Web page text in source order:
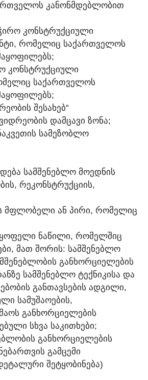
ᲙᲐᲜᲝᲜᲛᲓᲔᲑᲚᲝᲑᲘᲗ
ᲙᲝᲜᲡᲢᲠᲣᲥᲪᲘᲣᲚᲘ
ᲠᲝᲛᲔᲚᲘᲪ ᲡᲐᲥᲐᲠᲗᲕᲔᲚᲝᲡ
ᲙᲝᲜᲡᲢᲠᲣᲥᲪᲘᲣᲚᲘ
ᲡᲐᲥᲐᲠᲗᲕᲔᲚᲝᲡ
ᲨᲔᲡᲐᲮᲔᲑ“
ᲓᲐᲛᲪᲐᲕᲘ ᲖᲝᲜᲐ;
ᲡᲐᲛᲔᲖᲝᲑᲚᲝ
ᲡᲐᲛᲨᲔᲜᲔᲑᲚᲝ ᲛᲝᲔᲓᲜᲘᲡ
ᲠᲔᲙᲝᲜᲡᲢᲠᲣᲥᲪᲘᲘᲡ,
ᲛᲤᲚᲝᲑᲔᲚᲘ ᲐᲜ ᲞᲘᲠᲘ, ᲠᲝᲛᲔᲚᲘᲪ
ᲜᲐᲬᲘᲚᲘ, ᲠᲝᲛᲔᲚᲨᲘᲪ
ᲛᲐᲗ ᲨᲝᲠᲘᲡ: ᲡᲐᲛᲨᲔᲜᲔᲑᲚᲝ
ᲒᲐᲜᲮᲝᲠᲪᲘᲔᲚᲔᲑᲘᲡ
ᲡᲐᲛᲨᲔᲜᲔᲑᲚᲝ ᲢᲔᲥᲜᲘᲙᲘᲡᲐ ᲓᲐ
ᲒᲐᲜᲗᲐᲕᲡᲔᲑᲘᲡ ᲐᲓᲒᲘᲚᲘ,
ᲡᲐᲛᲣᲨᲐᲝᲔᲑᲘᲡ,
ᲒᲐᲜᲮᲝᲠᲪᲘᲔᲚᲔᲑᲘᲡ
ᲡᲮᲕᲐ ᲡᲐᲙᲘᲗᲮᲔᲑᲘ;
ᲒᲐᲜᲮᲝᲠᲪᲘᲔᲚᲔᲑᲘᲡ
ᲒᲐᲛᲪᲔᲛᲘ
ᲨᲔᲢᲧᲝᲑᲘᲜᲔᲑᲐ)